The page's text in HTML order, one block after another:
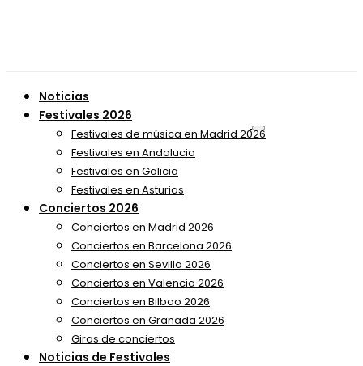
Noticias
Festivales 2026
Festivales de música en Madrid 2026
Festivales en Andalucia
Festivales en Galicia
Festivales en Asturias
Conciertos 2026
Conciertos en Madrid 2026
Conciertos en Barcelona 2026
Conciertos en Sevilla 2026
Conciertos en Valencia 2026
Conciertos en Bilbao 2026
Conciertos en Granada 2026
Giras de conciertos
Noticias de Festivales